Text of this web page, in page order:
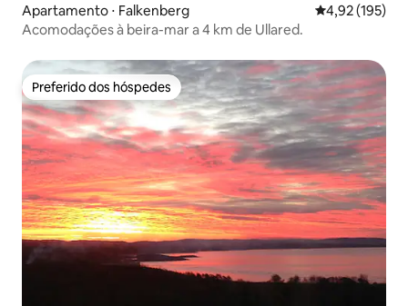
Apartamento ⋅ Falkenberg 4,92 de uma
4,92 (195)
Acomodações à beira-mar a 4 km de Ullared.
Preferido dos hóspedes
Preferido dos hóspedes